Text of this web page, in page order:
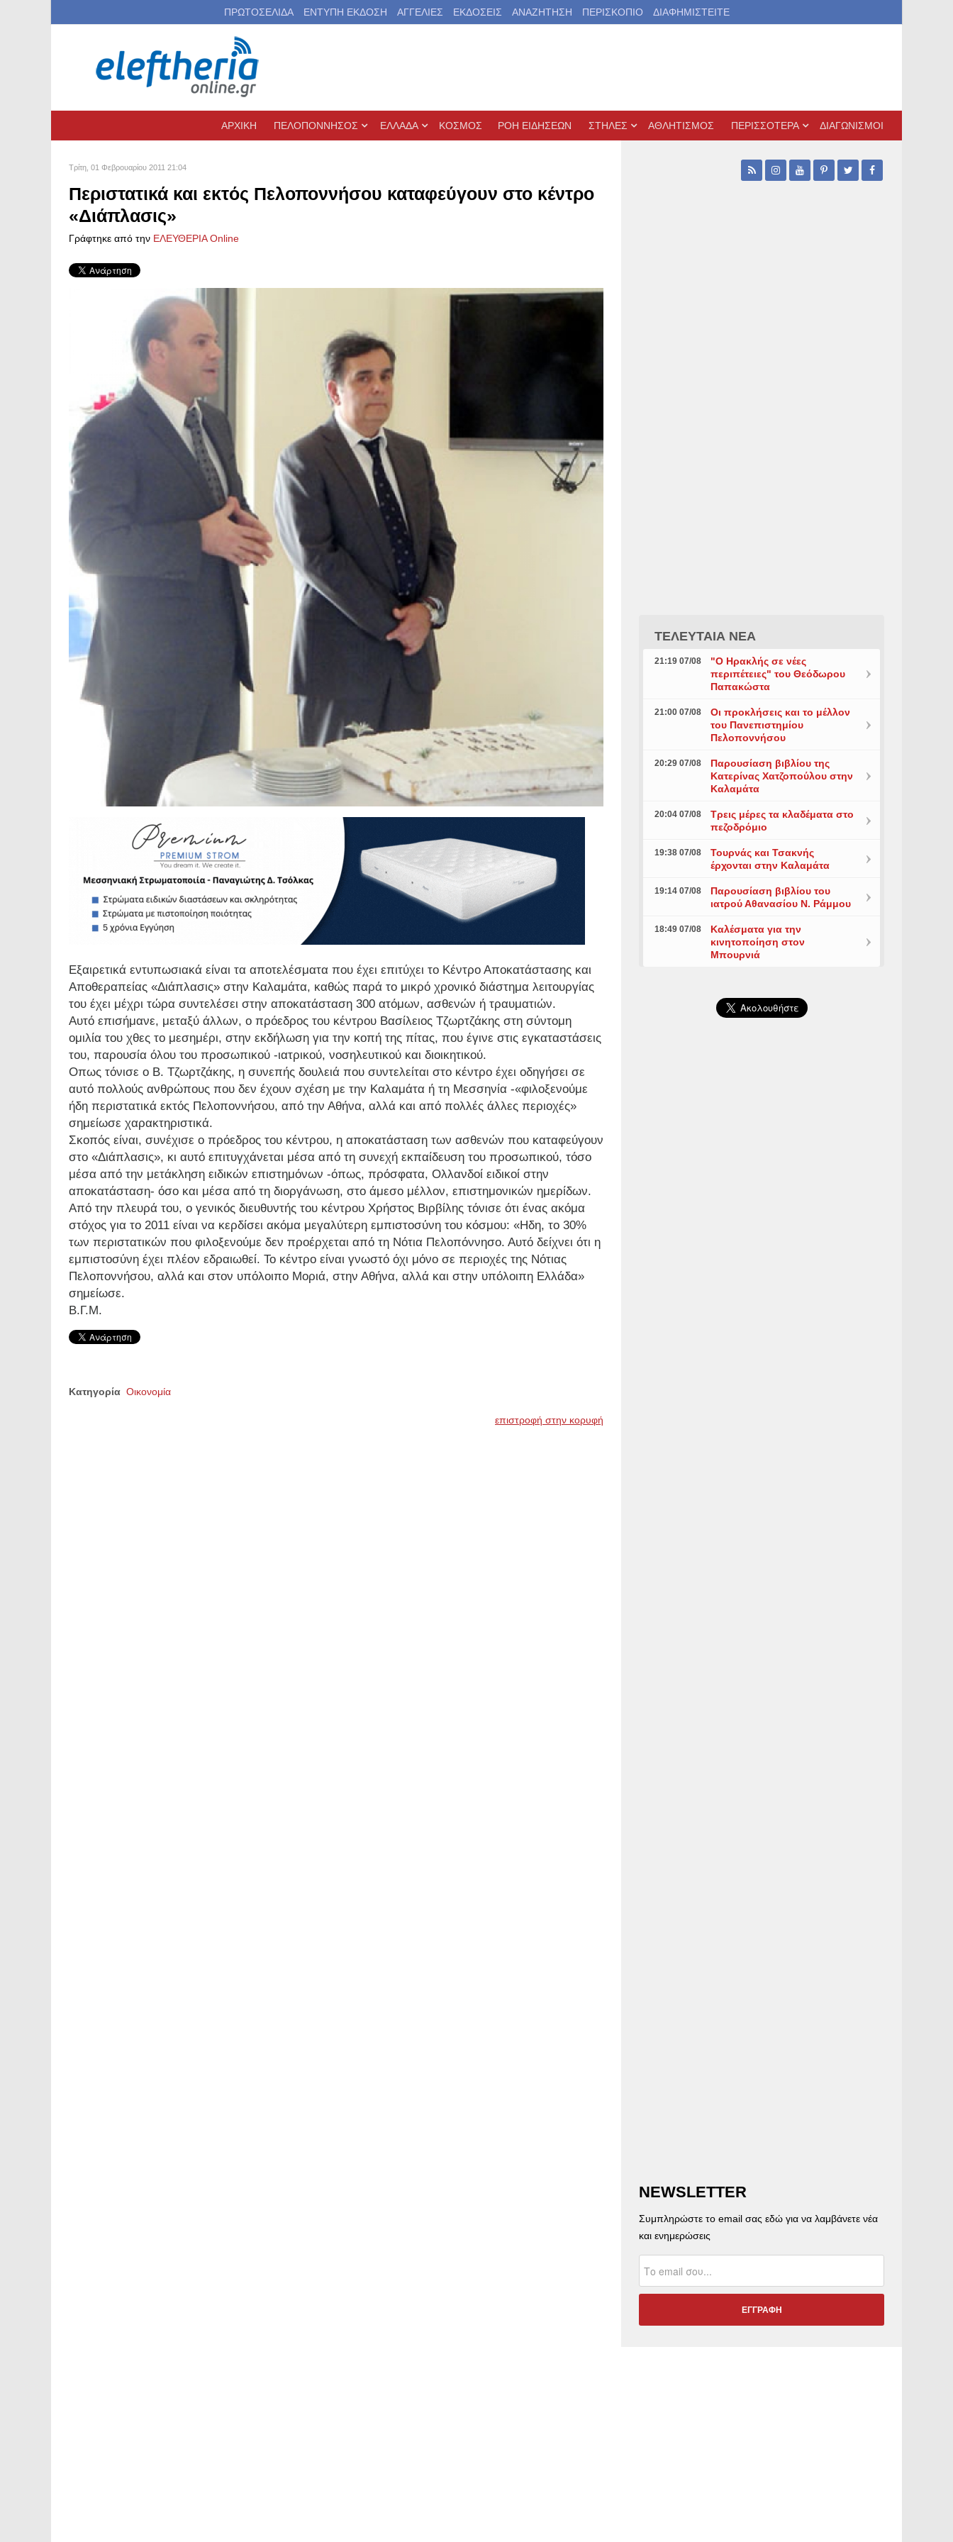
ΠΡΩΤΟΣΕΛΙΔΑ ΕΝΤΥΠΗ ΕΚΔΟΣΗ ΑΓΓΕΛΙΕΣ ΕΚΔΟΣΕΙΣ ΑΝΑΖΗΤΗΣΗ ΠΕΡΙΣΚΟΠΙΟ ΔΙΑΦΗΜΙΣΤΕΙΤΕ
ΑΡΧΙΚΗ ΠΕΛΟΠΟΝΝΗΣΟΣ ΕΛΛΑΔΑ ΚΟΣΜΟΣ ΡΟΗ ΕΙΔΗΣΕΩΝ ΣΤΗΛΕΣ ΑΘΛΗΤΙΣΜΟΣ ΠΕΡΙΣΣΟΤΕΡΑ ΔΙΑΓΩΝΙΣΜΟΙ
Τρίτη, 01 Φεβρουαρίου 2011 21:04
Περιστατικά και εκτός Πελοποννήσου καταφεύγουν στο κέντρο
«Διάπλασις»
Γράφτηκε από την ΕΛΕΥΘΕΡΙΑ Online
Εξαιρετικά εντυπωσιακά είναι τα αποτελέσματα που έχει επιτύχει το Κέντρο Αποκατάστασης και
Αποθεραπείας «Διάπλασις» στην Καλαμάτα, καθώς παρά το μικρό χρονικό διάστημα λειτουργίας
του έχει μέχρι τώρα συντελέσει στην αποκατάσταση 300 ατόμων, ασθενών ή τραυματιών.
Αυτό επισήμανε, μεταξύ άλλων, ο πρόεδρος του κέντρου Βασίλειος Τζωρτζάκης στη σύντομη
ομιλία του χθες το μεσημέρι, στην εκδήλωση για την κοπή της πίτας, που έγινε στις εγκαταστάσεις
του, παρουσία όλου του προσωπικού -ιατρικού, νοσηλευτικού και διοικητικού.
Οπως τόνισε ο Β. Τζωρτζάκης, η συνεπής δουλειά που συντελείται στο κέντρο έχει οδηγήσει σε
αυτό πολλούς ανθρώπους που δεν έχουν σχέση με την Καλαμάτα ή τη Μεσσηνία -«φιλοξενούμε
ήδη περιστατικά εκτός Πελοποννήσου, από την Αθήνα, αλλά και από πολλές άλλες περιοχές»
σημείωσε χαρακτηριστικά.
Σκοπός είναι, συνέχισε ο πρόεδρος του κέντρου, η αποκατάσταση των ασθενών που καταφεύγουν
στο «Διάπλασις», κι αυτό επιτυγχάνεται μέσα από τη συνεχή εκπαίδευση του προσωπικού, τόσο
μέσα από την μετάκληση ειδικών επιστημόνων -όπως, πρόσφατα, Ολλανδοί ειδικοί στην
αποκατάσταση- όσο και μέσα από τη διοργάνωση, στο άμεσο μέλλον, επιστημονικών ημερίδων.
Από την πλευρά του, ο γενικός διευθυντής του κέντρου Χρήστος Βιρβίλης τόνισε ότι ένας ακόμα
στόχος για το 2011 είναι να κερδίσει ακόμα μεγαλύτερη εμπιστοσύνη του κόσμου: «Ηδη, το 30%
των περιστατικών που φιλοξενούμε δεν προέρχεται από τη Νότια Πελοπόννησο. Αυτό δείχνει ότι η
εμπιστοσύνη έχει πλέον εδραιωθεί. Το κέντρο είναι γνωστό όχι μόνο σε περιοχές της Νότιας
Πελοποννήσου, αλλά και στον υπόλοιπο Μοριά, στην Αθήνα, αλλά και στην υπόλοιπη Ελλάδα»
σημείωσε.
Β.Γ.Μ.
Κατηγορία Οικονομία
επιστροφή στην κορυφή
ΤΕΛΕΥΤΑΙΑ ΝΕΑ
21:19 07/08
"Ο Ηρακλής σε νέες
περιπέτειες" του Θεόδωρου
Παπακώστα
21:00 07/08
Οι προκλήσεις και το μέλλον
του Πανεπιστημίου
Πελοποννήσου
20:29 07/08
Παρουσίαση βιβλίου της
Κατερίνας Χατζοπούλου στην
Καλαμάτα
20:04 07/08
Τρεις μέρες τα κλαδέματα στο
πεζοδρόμιο
19:38 07/08
Τουρνάς και Τσακνής
έρχονται στην Καλαμάτα
19:14 07/08
Παρουσίαση βιβλίου του
ιατρού Αθανασίου Ν. Ράμμου
18:49 07/08
Καλέσματα για την
κινητοποίηση στον
Μπουρνιά
NEWSLETTER
Συμπληρώστε το email σας εδώ για να λαμβάνετε νέα
και ενημερώσεις